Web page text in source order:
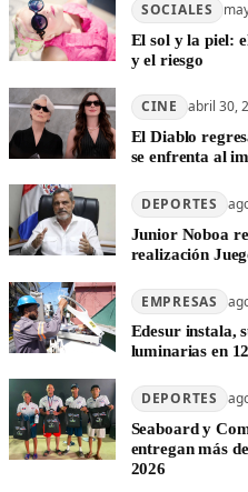
SOCIALES
El sol y la piel:
y el riesgo
CINE abril 30,
El Diablo
se enfrenta al
DEPORTES
Junior Noboa
realización
EMPRESAS
Edesur instala,
luminarias en
DEPORTES
Seaboard y
entregan más
2026